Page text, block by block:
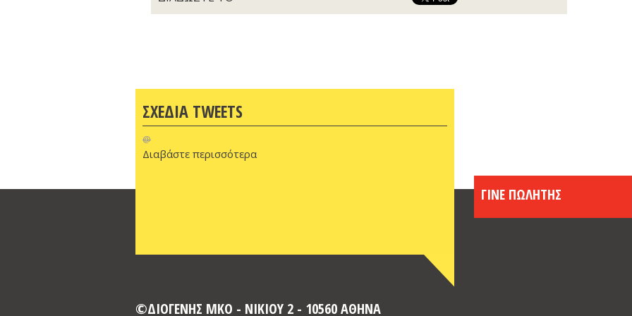
ΣΧΕΔΙΑ TWEETS
@
Διαβάστε περισσότερα
ΓΙΝΕ ΠΩΛΗΤΗΣ
©ΔΙΟΓΕΝΗΣ ΜΚΟ - ΝΙΚΙΟΥ 2 - 10560 ΑΘΗΝΑ